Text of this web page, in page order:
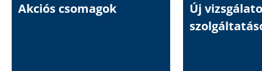
Akciós csomagok
Új